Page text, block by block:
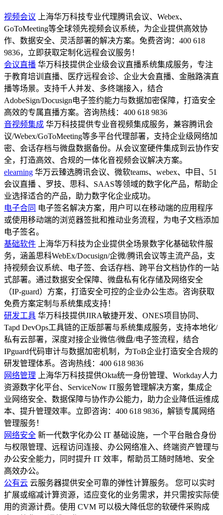
视频会议
上海华万科技专业代理腾讯会议、Webex、
GoToMeeting等全球领先视频会议系统，为企业提供高效协
作、数据安全、灵活部署的解决方案。免费咨询：400 618
9836，立即获取定制化远程会议服务！
会议直播 华万科技提供企业级会议直播系统集成服务，专注
于教育培训直播、医疗远程会诊、企业大会直播、金融路演直
播等场景。支持千人并发、多终端接入，结合
AdobeSign/Docusign电子签约能力与数据加密保障，打造安全
高效的专属直播方案。咨询热线：400 618 9836
音视频集成 华万科技提供专业音视频集成服务，兼容腾讯会
议/Webex/GoToMeeting等多平台代理部署，支持企业级网络加
密、会话存档与微盘数据备份。从会议室硬件集成到云协作安
全，打造高效、合规的一体化音视频会议解决方案。
elearning 华万云臻选腾讯会议、微软teams、webex、中目、51
会议直播 、罗技、思科、SAAS等领域的数字化产品，帮助企
业选择适合的产品，助力数字化企业成功。
电子合同 电子签名解决方案，用户可以在移动端的应用程序
或使用移动端的浏览器签批和推动业务流程，为电子文档添加
电子签名。
基础软件
上海华万科技为企业提供全场景数字化基础软件服
务，涵盖思科WebEx/Docusign/企微/腾讯会议等主流产品，支
持视频会议系统、电子签、会话存档、跨平台文档协作的一站
式部署。通过数据安全保障、微盘私有化存储及网络安全
（IP-guard）方案，打造安全可控的企业办公生态。咨询获取
免费方案定制与系统集成支持！
研发工具 华万科技提供JIRA敏捷开发、ONES项目协同、
Tapd DevOps工具链的正版部署与系统集成服务，支持本地化/
私有云部署，深度对接企业微信/微盘/电子签流程，结合
IPguard代码审计与数据加密机制，为ToB企业打造安全合规的
研发管理体系。咨询热线：400 618 9836
网络管理
上海华万科技提供Okta统一身份管理、Workday人力
资源数字化平台、ServiceNow IT服务管理解决方案，集成企
业网络安全、数据保障与协作办公能力，助力企业降低运维成
本、提升管理效率。立即咨询：400 618 9836，解锁专属网络
管理服务！
网络安全 新一代数字化办公 IT 基础设施，一个平台融合身份
与权限管理、远程访问连接、办公网络准入、终端资产管理与
办公安全能力，同时提升 IT 效率，帮助员工随时随地、安全
高效办公。
公有云 云服务器提供安全可靠的弹性计算服务。 您可以实时
扩展或缩减计算资源，适应变化的业务需求，并只需按实际使
用的资源计费。使用 CVM 可以极大降低您的软硬件采购成